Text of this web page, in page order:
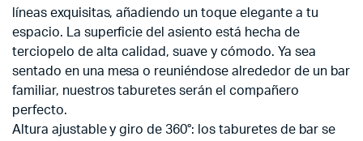
líneas exquisitas, añadiendo un toque elegante a tu
espacio. La superficie del asiento está hecha de
terciopelo de alta calidad, suave y cómodo. Ya sea
sentado en una mesa o reuniéndose alrededor de un bar
familiar, nuestros taburetes serán el compañero
perfecto.
Altura ajustable y giro de 360°: los taburetes de bar se